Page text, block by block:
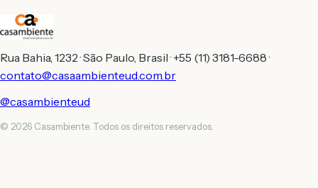
Rua Bahia, 1232 · São Paulo, Brasil · +55 (11) 3181-6688 ·
contato@casaambienteud.com.br
@casambienteud
© 2026 Casambiente. Todos os direitos reservados.